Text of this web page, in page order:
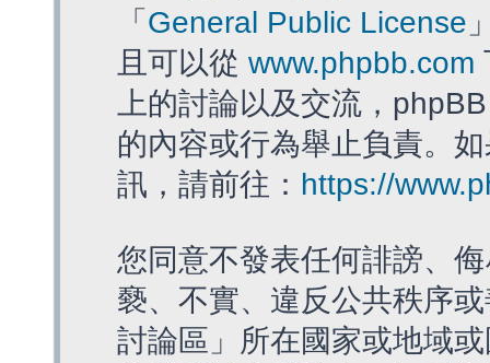
「 General Public License
且可以從 www.phpbb.com
上的討論以及交流，
的內容或行為舉止負責。
訊，請前往： https://
您同意不發表任何誹謗、
褻、不實、違反公共秩序
討論區」所在國家或地域